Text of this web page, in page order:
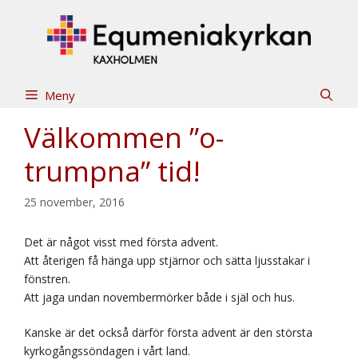
Meny
Välkommen ”o-
trumpna” tid!
25 november, 2016
Det är något visst med första advent.
Att återigen få hänga upp stjärnor och sätta ljusstakar i
fönstren.
Att jaga undan novembermörker både i själ och hus.
Kanske är det också därför första advent är den största
kyrkogångssöndagen i vårt land.